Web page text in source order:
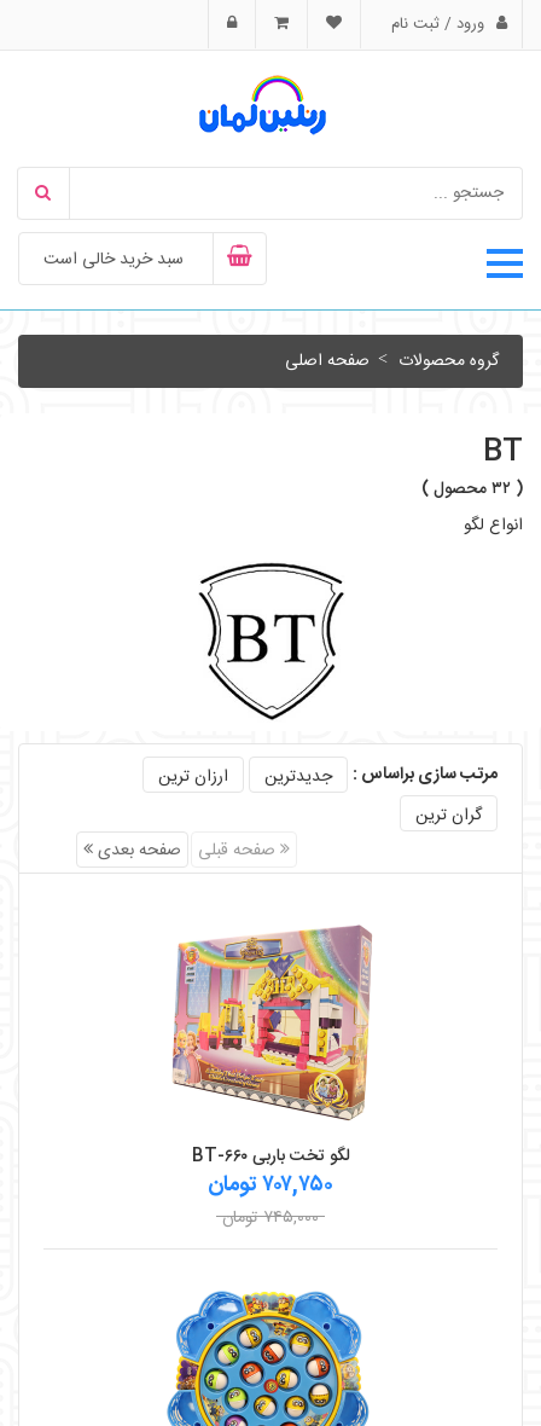
ورود / ثبت نام
سبد خرید خالی است
گروه محصولات صفحه اصلی
BT
( ۳۲ محصول )
انواع لگو
مرتب سازی براساس : جدیدترین
ارزان ترین
گران ترین
صفحه قبلی
صفحه بعدی
لگو تخت باربی BT-۶۶۰
۷۰۷,۷۵۰ تومان
۷۴۵,۰۰۰ تومان